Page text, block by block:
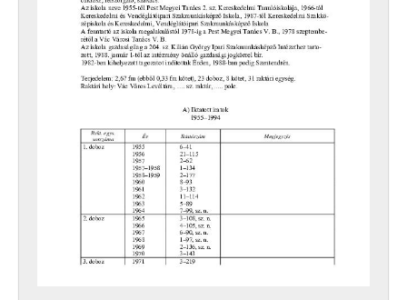
[Fond] 0306 - Hámán Kató Általános Iskola iratai, 1948–1990
[Fond] 0401 - Váci Községi Iparostanonc Iskola iratai, 1931–1948
[Fond] 0402 - Váci Állami Fiú és Leány Iparostanuló Iskola iratai, 1948–1950
[Fond] 0403 - Váci Állami Bőripari Iskola (1942-ig M. Kir. Állami Gyermekvédelem Váci Bőripari Iskolája, 1944-ig Hadiárvák M. Kir. Állami Váci Bőripariskolájának) iratai, 1936-1950
[Fond] 0405 - MTH Váci 233. sz. Iparostanuló Iskolájának iratai, 1949–1953
[Fond] 0406 - MTH Váci 257. sz. Iparostanuló Iskolájának iratai, 1948–1952
[Fond] 0421 - Bartók Béla Zeneiskola, Vác iratai, 1962–2000
[Fond] 0601 - Siketek Váci Általános Iskolájának és Nevelőotthonának (1945-ig Siketnémák Váci Kir. Országos Intézetének) iratai, 1802–1996
[Fond] 0602 - Siketnéma Fiúk Váci (1948-ig H. Nagy Sándor) Állami Foglalkoztató Intézetének iratai, 1920–1967
[Fond] 0603 - Siketnéma Leányok Váci Állami Foglalkoztató Intézetének iratai, 1934–1951
[Fond] 0604 - Simon Antal Általános Iskola, Diákotthon és Gyermekotthon (korábban Siketek Kisegítő Iskolája és Nevelőotthona) iratai, 1963 - 1993